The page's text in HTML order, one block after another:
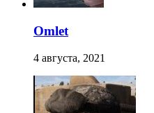
Omlet
4 августа, 2021